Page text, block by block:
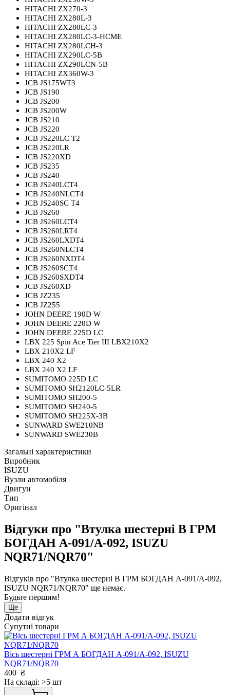
HITACHI ZX270-3
HITACHI ZX280L-3
HITACHI ZX280LC-3
HITACHI ZX280LC-3-HCME
HITACHI ZX280LCH-3
HITACHI ZX290LC-5B
HITACHI ZX290LCN-5B
HITACHI ZX360W-3
JCB JS175WT3
JCB JS190
JCB JS200
JCB JS200W
JCB JS210
JCB JS220
JCB JS220LC T2
JCB JS220LR
JCB JS220XD
JCB JS235
JCB JS240
JCB JS240LCT4
JCB JS240NLCT4
JCB JS240SC T4
JCB JS260
JCB JS260LCT4
JCB JS260LRT4
JCB JS260LXDT4
JCB JS260NLCT4
JCB JS260NXDT4
JCB JS260SCT4
JCB JS260SXDT4
JCB JS260XD
JCB JZ235
JCB JZ255
JOHN DEERE 190D W
JOHN DEERE 220D W
JOHN DEERE 225D LC
LBX 225 Spin Ace Tier III LBX210X2
LBX 210X2 LF
LBX 240 X2
LBX 240 X2 LF
SUMITOMO 225D LC
SUMITOMO SH2120LC-5LR
SUMITOMO SH200-5
SUMITOMO SH240-5
SUMITOMO SH225X-3B
SUNWARD SWE210NB
SUNWARD SWE230B
Загальні характеристики
Виробник
ISUZU
Вузли автомобіля
Двигун
Тип
Оригінал
Відгуки про "Втулка шестерні В ГРМ
БОГДАН А-091/А-092, ISUZU
NQR71/NQR70"
Відгуків про "Втулка шестерні В ГРМ БОГДАН А-091/А-092,
ISUZU NQR71/NQR70" ще немає.
Будьте першим!
Ще
Додати відгук
Супутні товари
Вісь шестерні ГРМ А БОГДАН А-091/А-092, ISUZU
NQR71/NQR70
400 ₴
На складі: >5 шт